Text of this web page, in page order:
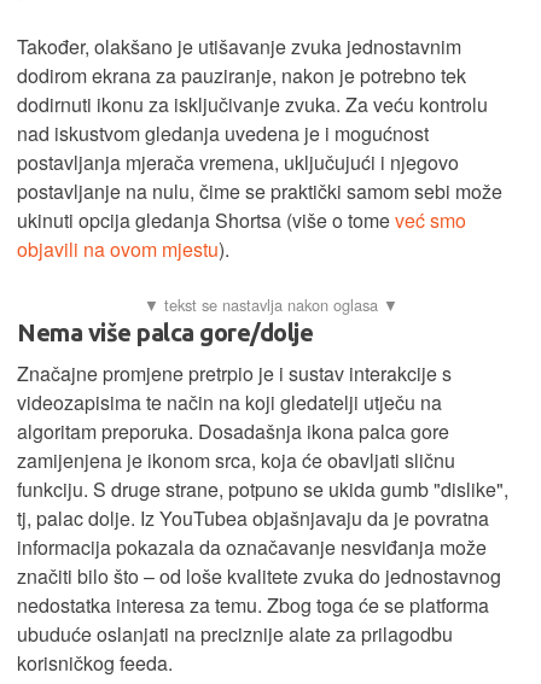
Također, olakšano je utišavanje zvuka jednostavnim
dodirom ekrana za pauziranje, nakon je potrebno tek
dodirnuti ikonu za isključivanje zvuka. Za veću kontrolu
nad iskustvom gledanja uvedena je i mogućnost
postavljanja mjerača vremena, uključujući i njegovo
postavljanje na nulu, čime se praktički samom sebi može
ukinuti opcija gledanja Shortsa (više o tomeveć smo
objavili na ovom mjestu).
Nema više palca gore/dolje
Značajne promjene pretrpio je i sustav interakcije s
videozapisima te način na koji gledatelji utječu na
algoritam preporuka. Dosadašnja ikona palca gore
zamijenjena je ikonom srca, koja će obavljati sličnu
funkciju. S druge strane, potpuno se ukida gumb "dislike",
tj, palac dolje. Iz YouTubea objašnjavaju da je povratna
informacija pokazala da označavanje nesviđanja može
značiti bilo što – od loše kvalitete zvuka do jednostavnog
nedostatka interesa za temu. Zbog toga će se platforma
ubuduće oslanjati na preciznije alate za prilagodbu
korisničkog feeda.